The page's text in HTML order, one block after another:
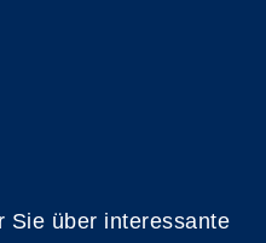
Sie über interessante